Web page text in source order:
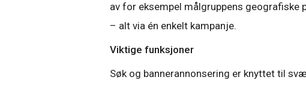
av for eksempel målgruppens geografiske
– alt via én enkelt kampanje.
Viktige funksjoner
Søk og bannerannonsering er knyttet til